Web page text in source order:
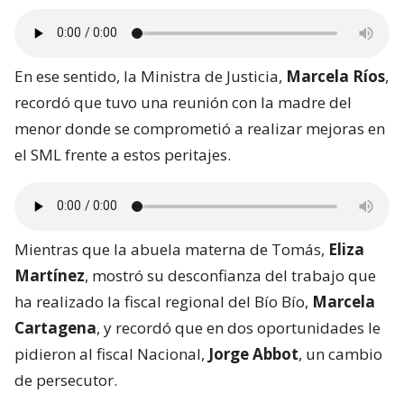
En ese sentido, la Ministra de Justicia, Marcela Ríos,
recordó que tuvo una reunión con la madre del
menor donde se comprometió a realizar mejoras en
el SML frente a estos peritajes.
Mientras que la abuela materna de Tomás, Eliza
Martínez, mostró su desconfianza del trabajo que
ha realizado la fiscal regional del Bío Bío, Marcela
Cartagena, y recordó que en dos oportunidades le
pidieron al fiscal Nacional, Jorge Abbot, un cambio
de persecutor.